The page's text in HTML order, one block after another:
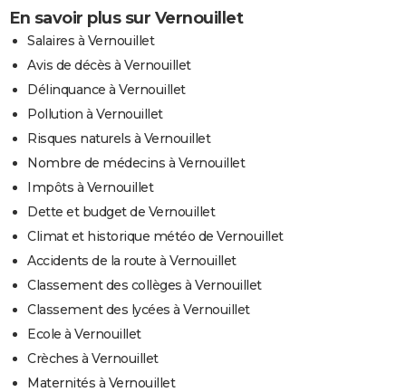
En savoir plus sur Vernouillet
Salaires à Vernouillet
Avis de décès à Vernouillet
Délinquance à Vernouillet
Pollution à Vernouillet
Risques naturels à Vernouillet
Nombre de médecins à Vernouillet
Impôts à Vernouillet
Dette et budget de Vernouillet
Climat et historique météo de Vernouillet
Accidents de la route à Vernouillet
Classement des collèges à Vernouillet
Classement des lycées à Vernouillet
Ecole à Vernouillet
Crèches à Vernouillet
Maternités à Vernouillet